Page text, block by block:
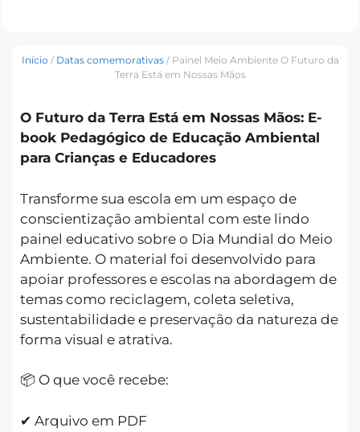
Início / Datas comemorativas/ Painel Meio Ambiente O Futuro da
Terra Está em Nossas Mãos
O Futuro da Terra Está em Nossas Mãos: E-
book Pedagógico de Educação Ambiental
para Crianças e Educadores
Transforme sua escola em um espaço de
conscientização ambiental com este lindo
painel educativo sobre o Dia Mundial do Meio
Ambiente. O material foi desenvolvido para
apoiar professores e escolas na abordagem de
temas como reciclagem, coleta seletiva,
sustentabilidade e preservação da natureza de
forma visual e atrativa.
📦 O que você recebe:
✔ Arquivo em PDF